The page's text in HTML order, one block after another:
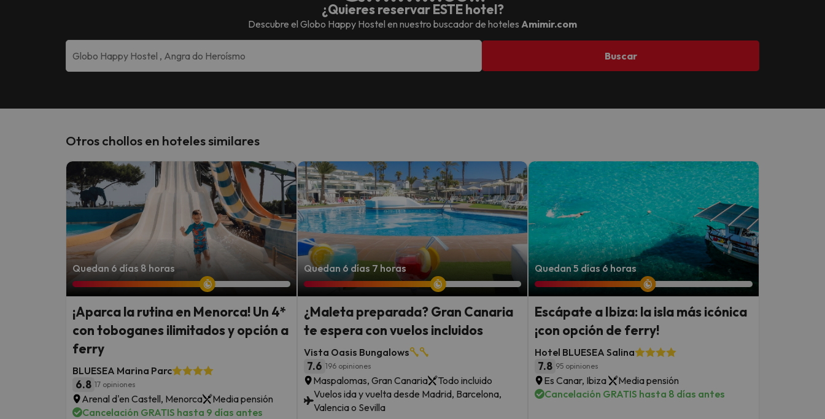
¿Quieres reservar ESTE hotel?
Descubre el Globo Happy Hostel en nuestro buscador de hoteles Amimir.com
Buscar
Otros chollos en hoteles similares
Quedan 6 días 8 horas
¡Aparca la rutina en Menorca! Un 4*
con toboganes ilimitados y opción a
ferry
BLUESEA Marina Parc
6.8 17 opiniones
Arenal d'en Castell, Menorca
Media pensión
Cancelación GRATIS hasta 9 días antes
Quedan 6 días 7 horas
¿Maleta preparada? Gran Canaria
te espera con vuelos incluidos
Vista Oasis Bungalows
7.6 196 opiniones
Maspalomas, Gran Canaria
Todo incluido
Vuelos ida y vuelta desde Madrid, Barcelona,
Valencia o Sevilla
Quedan 5 días 6 horas
Escápate a Ibiza: la isla más icónica
¡con opción de ferry!
Hotel BLUESEA Salina
7.8 95 opiniones
Es Canar, Ibiza
Media pensión
Cancelación GRATIS hasta 8 días antes